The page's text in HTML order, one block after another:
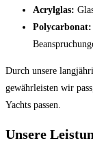
Acrylglas:
Polycarbonat:
Durch unsere
gewährleisten wir
Yachts passen.
Unsere